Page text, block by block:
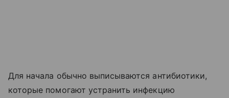
Для начала обычно выписываются антибиотики,
которые помогают устранить инфекцию